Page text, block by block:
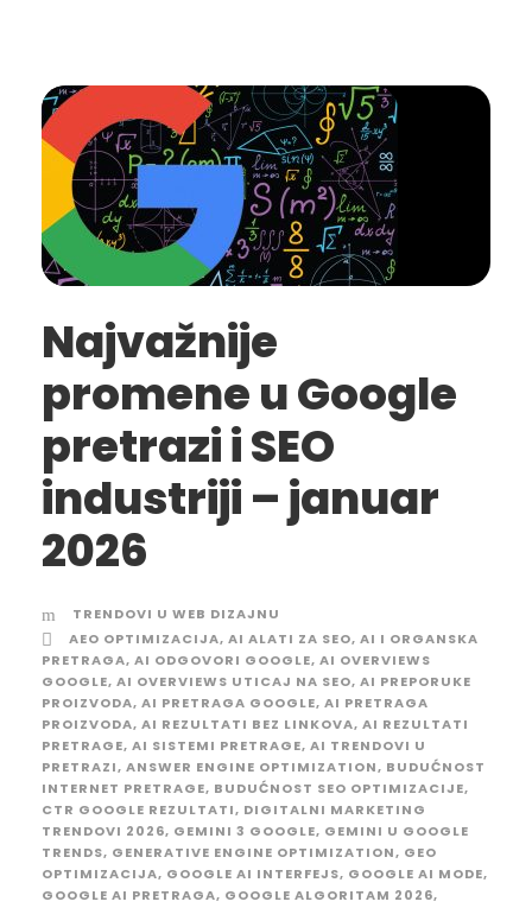
Najvažnije
promene u Google
pretrazi i SEO
industriji – januar
2026
TRENDOVI U WEB DIZAJNU
AEO OPTIMIZACIJA, AI ALATI ZA SEO, AI I ORGANSKA
PRETRAGA, AI ODGOVORI GOOGLE, AI OVERVIEWS
GOOGLE, AI OVERVIEWS UTICAJ NA SEO, AI PREPORUKE
PROIZVODA, AI PRETRAGA GOOGLE, AI PRETRAGA
PROIZVODA, AI REZULTATI BEZ LINKOVA, AI REZULTATI
PRETRAGE, AI SISTEMI PRETRAGE, AI TRENDOVI U
PRETRAZI, ANSWER ENGINE OPTIMIZATION, BUDUĆNOST
INTERNET PRETRAGE, BUDUĆNOST SEO OPTIMIZACIJE,
CTR GOOGLE REZULTATI, DIGITALNI MARKETING
TRENDOVI 2026, GEMINI 3 GOOGLE, GEMINI U GOOGLE
TRENDS, GENERATIVE ENGINE OPTIMIZATION, GEO
OPTIMIZACIJA, GOOGLE AI INTERFEJS, GOOGLE AI MODE,
GOOGLE AI PRETRAGA, GOOGLE ALGORITAM 2026,